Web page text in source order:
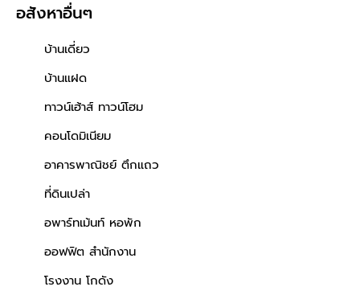
อสังหาอื่นๆ
บ้านเดี่ยว
บ้านแฝด
ทาวน์เฮ้าส์ ทาวน์โฮม
คอนโดมิเนียม
อาคารพาณิชย์ ตึกแถว
ที่ดินเปล่า
อพาร์ทเม้นท์ หอพัก
ออฟฟิต สำนักงาน
โรงงาน โกดัง